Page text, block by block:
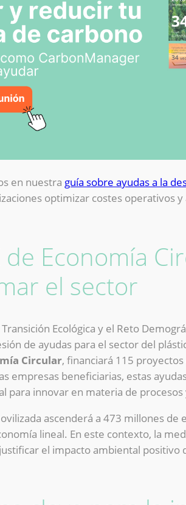
en nuestra guía sobre ayudas a la
optimizar costes operativos
de Economía
el sector
Ecológica y el Reto
de ayudas para el sector del
Circular, financiará 115
empresas beneficiarias, estas
para innovar en materia de procesos
ascenderá a 473 millones
lineal. En este contexto, la
el impacto ambiental